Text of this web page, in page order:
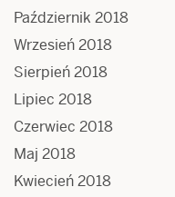
Październik 2018
Wrzesień 2018
Sierpień 2018
Lipiec 2018
Czerwiec 2018
Maj 2018
Kwiecień 2018